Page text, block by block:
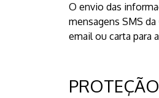
O envio das
mensagens SMS da
email ou carta para